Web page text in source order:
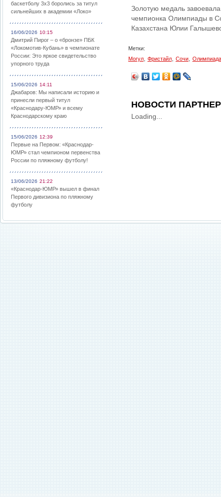
баскетболу 3х3 боролись за титул
сильнейших в академии «Локо»
16/06/2026 10:15
Дмитрий Пирог – о «бронзе» ПБК
«Локомотив-Кубань» в чемпионате
России: Это яркое свидетельство
упорного труда
15/06/2026 14:11
Джабаров: Мы написали историю и
принесли первый титул
«Краснодару-ЮМР» и всему
Краснодарскому краю
15/06/2026 12:39
Первые на Первом: «Краснодар-
ЮМР» стал чемпионом первенства
России по пляжному футболу!
13/06/2026 21:22
«Краснодар-ЮМР» вышел в финал
Первого дивизиона по пляжному
футболу
Золотую медаль
чемпионка Олимпиады в
Казахстана Юлии
Метки:
Могул
Фристайл Сочи Олимпиада
НОВОСТИ
Loading...